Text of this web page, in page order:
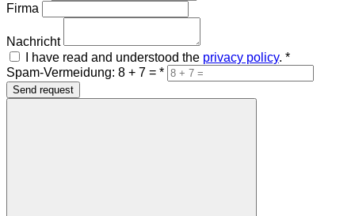
Firma
Nachricht
I have read and understood the privacy policy. *
Spam-Vermeidung: 8 + 7 = *
Send request